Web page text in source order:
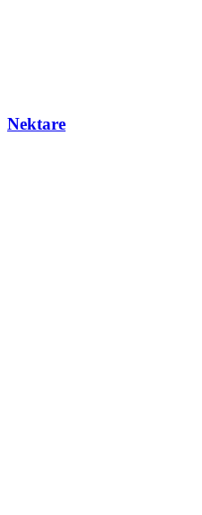
Nektare